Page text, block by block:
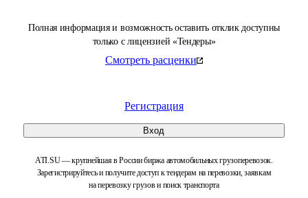
Полная информация и возможность оставить отклик доступны
только с лицензией «Тендеры»
Смотреть расценки
Регистрация
Вход
ATI.SU — крупнейшая в России биржа автомобильных грузоперевозок.
Зарегистрируйтесь и получите доступ к тендерам на перевозки, заявкам
на перевозку грузов и поиск транспорта